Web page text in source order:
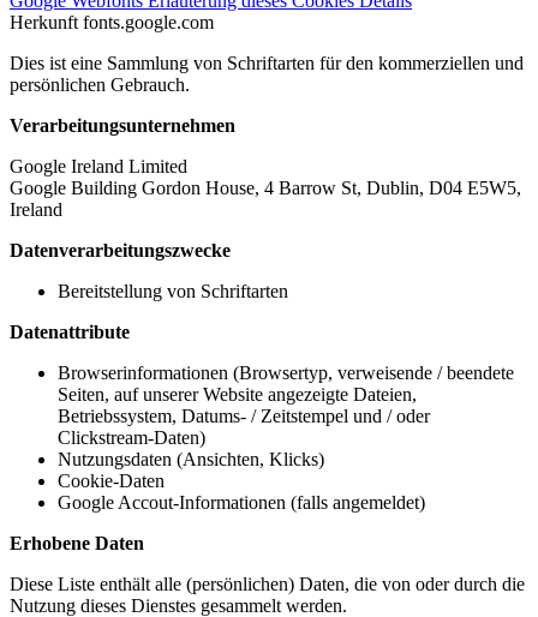
Herkunft fonts.google.com
Dies ist eine Sammlung von Schriftarten für den kommerziellen und
persönlichen Gebrauch.
Verarbeitungsunternehmen
Google Ireland Limited
Google Building Gordon House, 4 Barrow St, Dublin, D04 E5W5,
Ireland
Datenverarbeitungszwecke
Bereitstellung von Schriftarten
Datenattribute
Browserinformationen (Browsertyp, verweisende / beendete
Seiten, auf unserer Website angezeigte Dateien,
Betriebssystem, Datums- / Zeitstempel und / oder
Clickstream-Daten)
Nutzungsdaten (Ansichten, Klicks)
Cookie-Daten
Google Accout-Informationen (falls angemeldet)
Erhobene Daten
Diese Liste enthält alle (persönlichen) Daten, die von oder durch die
Nutzung dieses Dienstes gesammelt werden.